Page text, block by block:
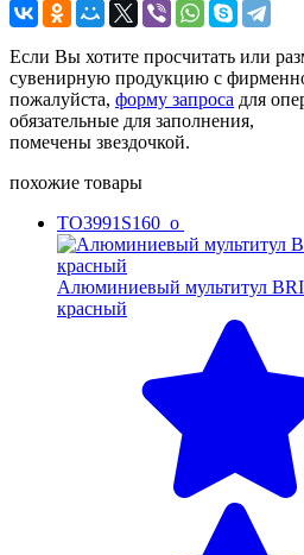
Если Вы хотите просчитать или
сувенирную продукцию с
пожалуйста, форму запроса для
обязательные для заполнения,
помечены звездочкой.
похожие товары
TO3991S160_o
Алюминиевый мультитул
красный